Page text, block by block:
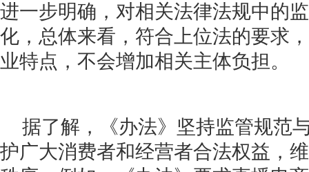
进一步明确，对相关法律法规中的
化，总体来看，符合上位法的要求
业特点，不会增加相关主体负担。
据了解，《办法》坚持监管规范
护广大消费者和经营者合法权益，